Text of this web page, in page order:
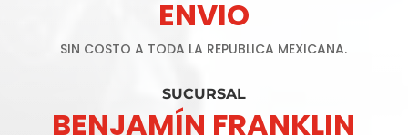
ENVIO
SIN COSTO A TODA LA REPUBLICA MEXICANA.
SUCURSAL
BENJAMÍN FRANKLIN